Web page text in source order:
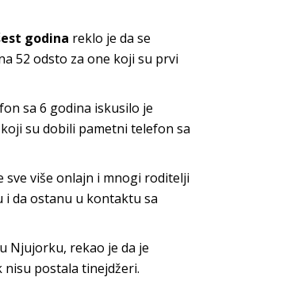
godina reklo je da se
52 odsto za one koji su prvi
sa 6 godina iskusilo je
su dobili pametni telefon sa
više onlajn i mnogi roditelji
i da ostanu u kontaktu sa
Njujorku, rekao je da je
nisu postala tinejdžeri.